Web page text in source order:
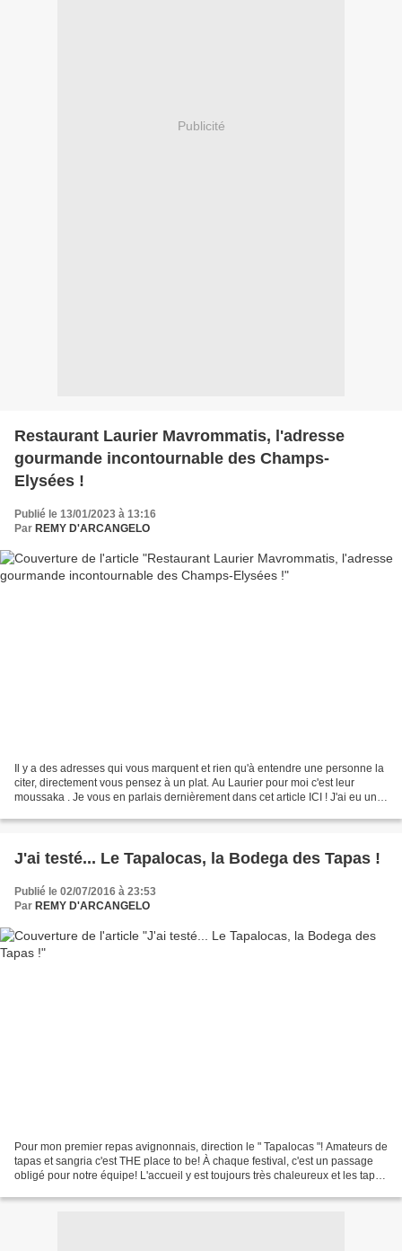
Publicité
Restaurant Laurier Mavrommatis, l'adresse
gourmande incontournable des Champs-
Elysées !
Publié le 13/01/2023 à 13:16
Par REMY D'ARCANGELO
Il y a des adresses qui vous marquent et rien qu'à entendre une personne la
citer, directement vous pensez à un plat. Au Laurier pour moi c'est leur
moussaka . Je vous en parlais dernièrement dans cet article ICI ! J'ai eu un
J'ai testé... Le Tapalocas, la Bodega des Tapas !
Publié le 02/07/2016 à 23:53
Par REMY D'ARCANGELO
Pour mon premier repas avignonnais, direction le " Tapalocas "! Amateurs de
tapas et sangria c'est THE place to be! À chaque festival, c'est un passage
obligé pour notre équipe! L'accueil y est toujours très chaleureux et les tapas